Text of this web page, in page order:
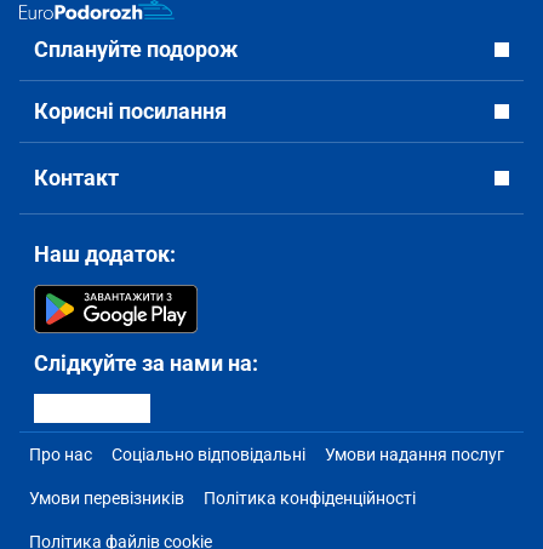
Сплануйте подорож
Корисні посилання
Контакт
Наш додаток:
Слідкуйте за нами на:
Про нас Соціально відповідальні Умови надання послуг
Умови перевізників Політика конфіденційності
Політика файлів cookie